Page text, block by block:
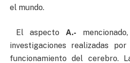
el mundo.
El aspecto A.-
investigaciones realizadas
funcionamiento del cerebro.